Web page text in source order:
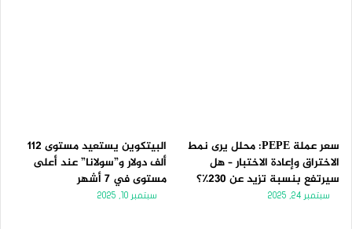
سعر عملة PEPE: محلل يرى نمط
الاختراق وإعادة الاختبار – هل
سيرتفع بنسبة تزيد عن 230٪؟
سبتمبر 24, 2025
البيتكوين يستعيد مستوى 112
ألف دولار و”سولانا” عند أعلى
مستوى في 7 أشهر
سبتمبر 10, 2025